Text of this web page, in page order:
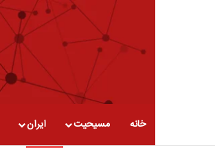
خانه مسیحیت ایران